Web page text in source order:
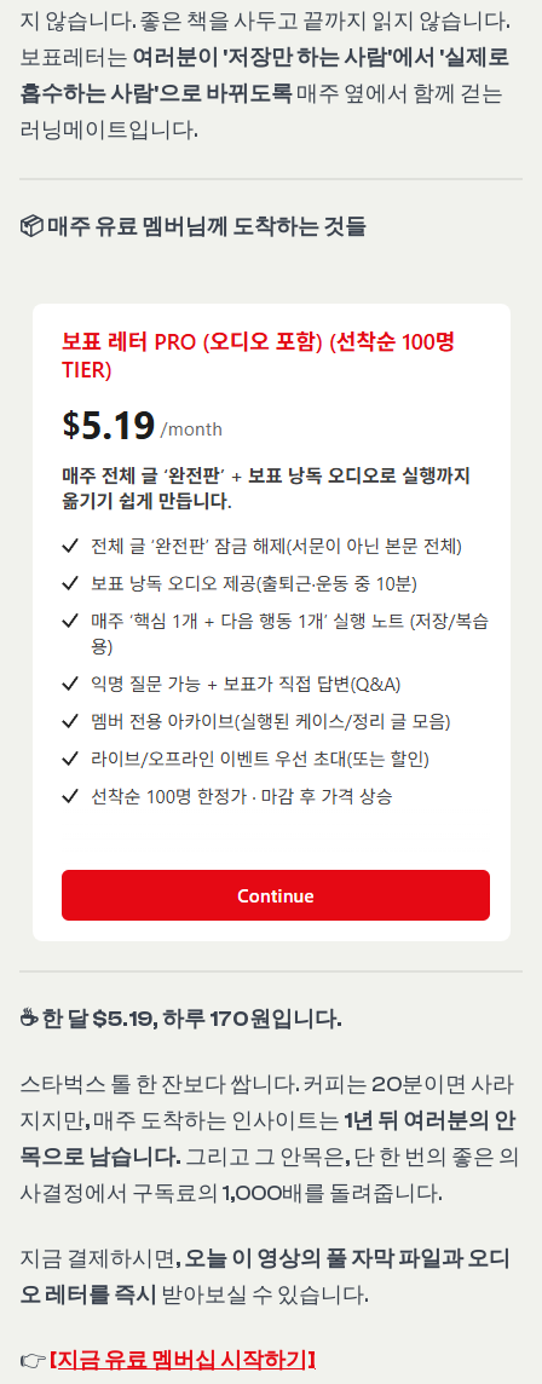
지 않습니다. 좋은 책을 사두고 끝까지 읽지 않습니다.
보표레터는 여러분이 '저장만 하는 사람'에서 '실제로
흡수하는 사람'으로 바뀌도록매주 옆에서 함께 걷는
러닝메이트입니다.
📦 매주 유료 멤버님께 도착하는 것들
☕ 한 달 $5.19, 하루 170원입니다.
스타벅스 톨 한 잔보다 쌉니다. 커피는 20분이면 사라
지지만, 매주 도착하는 인사이트는 1년 뒤 여러분의 안
목으로 남습니다. 그리고 그 안목은, 단 한 번의 좋은 의
사결정에서 구독료의 1,000배를 돌려줍니다.
지금 결제하시면,오늘 이 영상의 풀 자막 파일과 오디
오 레터를 즉시 받아보실 수 있습니다.
👉 [지금 유료 멤버십 시작하기]